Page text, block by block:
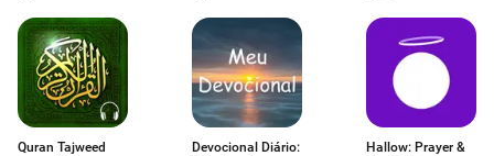
Quran Tajweed
Devocional Diário:
Hallow: Prayer &